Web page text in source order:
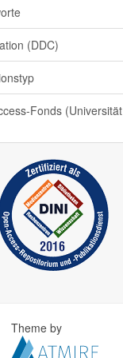
(DDC)
Fonds (Universität
Theme by